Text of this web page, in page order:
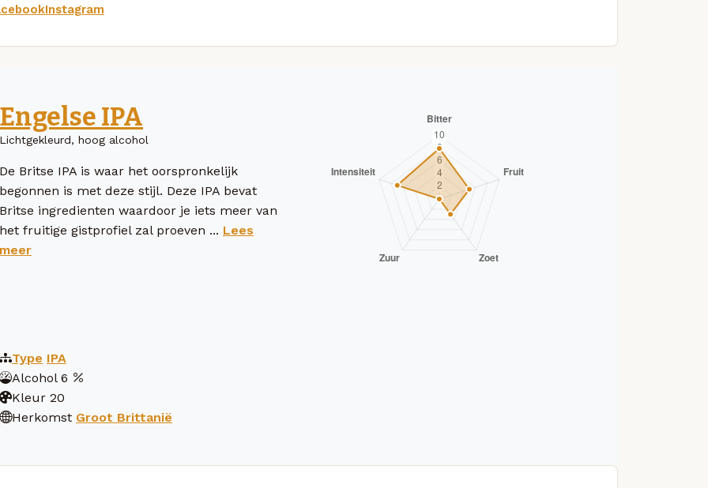
Instagram
Engelse IPA
Lichtgekleurd, hoog alcohol
De Britse IPA is waar het oorspronkelijk
begonnen is met deze stijl. Deze IPA bevat
Britse ingredienten waardoor je iets meer van
het fruitige gistprofiel zal proeven ... Lees
meer
Type IPA
Alcohol 6
Kleur 20
Herkomst Groot Brittanië